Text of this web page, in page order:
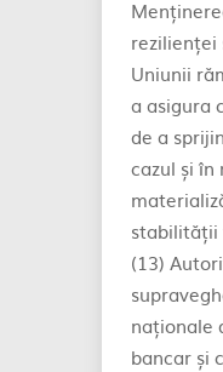
rezilienței
Uniunii
a asigura
de a
cazul și
stabilității
(13)
naționale
bancar și